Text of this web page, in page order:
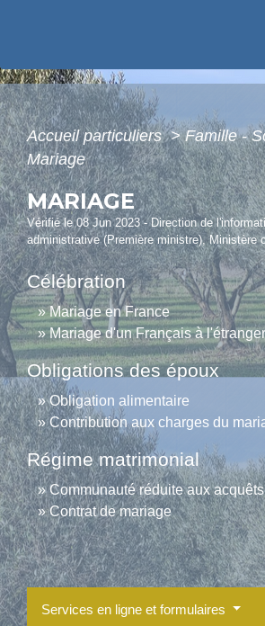
Accueil particuliers> Famille -
Mariage
MARIAGE
Vérifié le 08 Jun 2023 - Direction de
administrative (Première ministre), Ministère
Célébration
Mariage en France
Mariage d'un Français à l'étranger
Obligations des époux
Obligation alimentaire
Contribution aux charges du
Régime matrimonial
Communauté réduite aux acquêts
Contrat de mariage
Services en ligne et formulaires